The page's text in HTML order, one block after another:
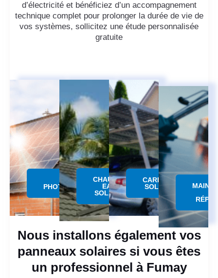
d’électricité et bénéficiez d’un accompagnement
technique complet pour prolonger la durée de vie de
vos systèmes, sollicitez une étude personnalisée
gratuite
PANNEAU
PHOTOVOLTAÏQUE
CHAUFFE
EAU
SOLAIRE
CARPORT
SOLAIRE
Nous installons également vos
panneaux solaires si vous êtes
un professionnel à Fumay